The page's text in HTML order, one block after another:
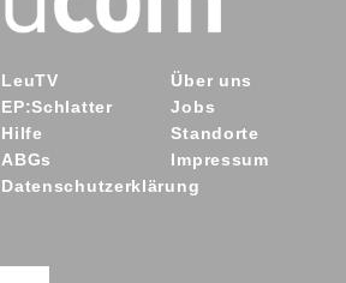
LeuTV
EP:Schlatter
Hilfe
ABGs
Datenschutzerklärung
Über uns
Jobs
Standorte
Impressum